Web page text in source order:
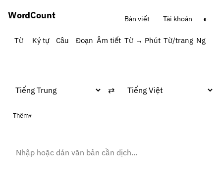
WordCount Bàn viết Tài khoản ◐
Từ Ký tự Câu Đoạn Âm tiết Từ → Phút Từ/trang Ngữ
⇄
Thêm